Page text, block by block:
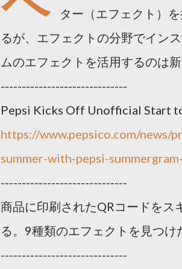
ター（エフェクト）
るが、エフェクトの分野でイン
ムのエフェクトを活用するのは新
------------------------------
Pepsi Kicks Off Unofficial Start
https://www.pepsico.com/
summer-with-pepsi-
------------------------------
商品に印刷されたQRコードをス
る。9種類のエフェクトを見つけ
------------------------------